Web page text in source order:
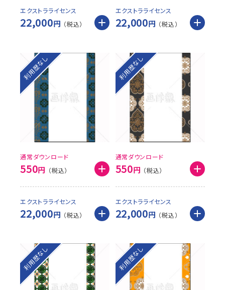
エクストラライセンス
22,000円
エクストラライセンス
22,000円
利用歴なし
通常ダウンロード
550円
エクストラライセンス
22,000円
利用歴なし
通常ダウンロード
550円
エクストラライセンス
22,000円
利用歴なし 利用歴なし